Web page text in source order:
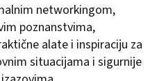
networkingom,
poznanstvima,
alate i inspiraciju za
situacijama i sigurnije